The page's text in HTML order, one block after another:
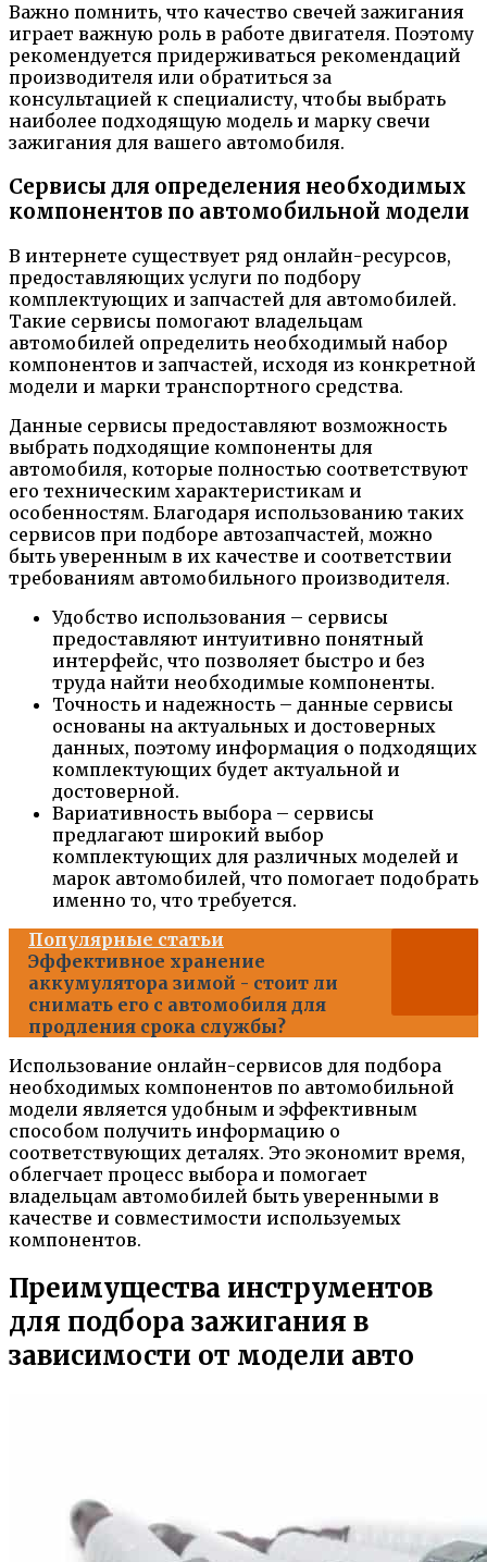
Важно помнить, что качество свечей зажигания
играет важную роль в работе двигателя. Поэтому
рекомендуется придерживаться рекомендаций
производителя или обратиться за
консультацией к специалисту, чтобы выбрать
наиболее подходящую модель и марку свечи
зажигания для вашего автомобиля.
Сервисы для определения необходимых
компонентов по автомобильной модели
В интернете существует ряд онлайн-ресурсов,
предоставляющих услуги по подбору
комплектующих и запчастей для автомобилей.
Такие сервисы помогают владельцам
автомобилей определить необходимый набор
компонентов и запчастей, исходя из конкретной
модели и марки транспортного средства.
Данные сервисы предоставляют возможность
выбрать подходящие компоненты для
автомобиля, которые полностью соответствуют
его техническим характеристикам и
особенностям. Благодаря использованию таких
сервисов при подборе автозапчастей, можно
быть уверенным в их качестве и соответствии
требованиям автомобильного производителя.
Удобство использования – сервисы
предоставляют интуитивно понятный
интерфейс, что позволяет быстро и без
труда найти необходимые компоненты.
Точность и надежность – данные сервисы
основаны на актуальных и достоверных
данных, поэтому информация о подходящих
комплектующих будет актуальной и
достоверной.
Вариативность выбора – сервисы
предлагают широкий выбор
комплектующих для различных моделей и
марок автомобилей, что помогает подобрать
именно то, что требуется.
Популярные статьи
Эффективное хранение
аккумулятора зимой - стоит ли
снимать его с автомобиля для
продления срока службы?
Использование онлайн-сервисов для подбора
необходимых компонентов по автомобильной
модели является удобным и эффективным
способом получить информацию о
соответствующих деталях. Это экономит время,
облегчает процесс выбора и помогает
владельцам автомобилей быть уверенными в
качестве и совместимости используемых
компонентов.
Преимущества инструментов
для подбора зажигания в
зависимости от модели авто